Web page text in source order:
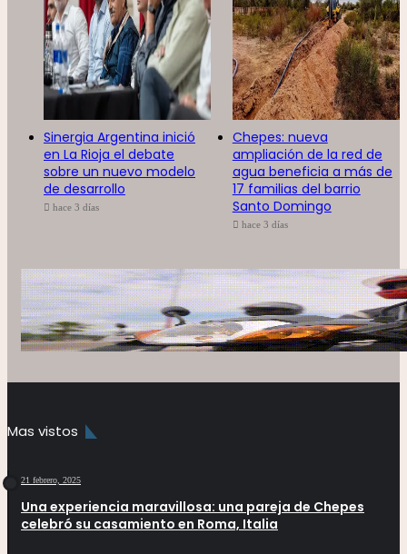
Sinergia Argentina inició
en La Rioja el debate
sobre un nuevo modelo
de desarrollo
hace 3 días
Chepes: nueva
ampliación de la red de
agua beneficia a más de
17 familias del barrio
Santo Domingo
hace 3 días
Mas vistos
21 febrero, 2025
Una experiencia maravillosa: una pareja de Chepes
celebró su casamiento en Roma, Italia